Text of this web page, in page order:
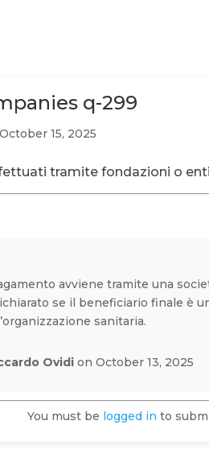
q-299
15, 2025
tramite fondazioni o
avviene tramite una
se il beneficiario finale è
sanitaria.
Ovidi on October 13, 2025
You must be logged in to